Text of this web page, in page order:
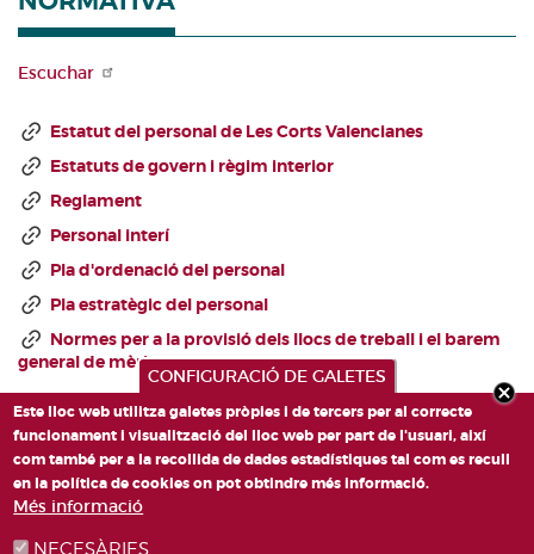
Escuchar
Estatut del personal de Les Corts Valencianes
Estatuts de govern i règim interior
Reglament
Personal interí
Pla d'ordenació del personal
Pla estratègic del personal
Normes per a la provisió dels llocs de treball i el barem
general de mèrits
CONFIGURACIÓ DE GALETES
Este lloc web utilitza galetes pròpies i de tercers per al correcte
funcionament i visualització del lloc web per part de l'usuari, així
com també per a la recollida de dades estadístiques tal com es recull
en la política de cookies on pot obtindre més informació.
Més informació
NECESÀRIES